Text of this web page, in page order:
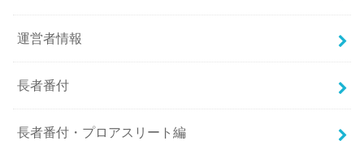
運営者情報
長者番付
長者番付・プロアスリート編